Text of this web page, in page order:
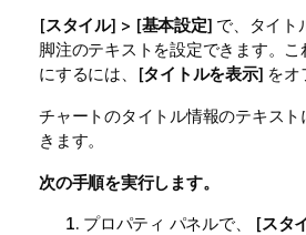
[スタイル] > [基本設定] で、タイト
脚注のテキストを設定できます。
にするには、[タイトルを表示] をオ
チャートのタイトル情報のテキス
きます。
次の手順を実行します。
プロパティ パネルで、 [スタ